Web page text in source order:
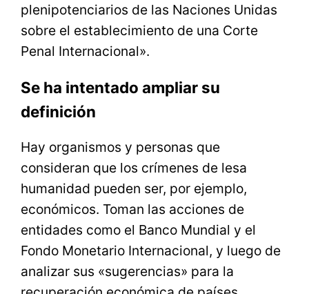
plenipotenciarios de las Naciones Unidas
sobre el establecimiento de una Corte
Penal Internacional».
Se ha intentado ampliar su
definición
Hay organismos y personas que
consideran que los crímenes de lesa
humanidad pueden ser, por ejemplo,
económicos. Toman las acciones de
entidades como el Banco Mundial y el
Fondo Monetario Internacional, y luego de
analizar sus «sugerencias» para la